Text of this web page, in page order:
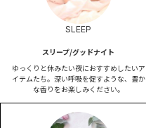
SLEEP
スリープ/グッドナイト
ゆっくりと休みたい夜におすすめしたいア
イテムたち。深い呼吸を促すような、豊か
な香りをお楽しみください。